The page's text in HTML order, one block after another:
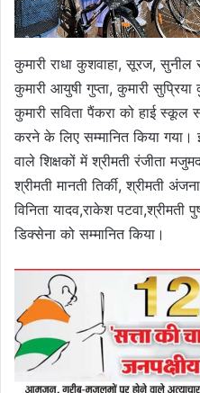
कुमारी राधा कुशवाहा, सूरज,
कुमारी आयुषी गुप्ता, कुमारी सुप्रिया
कुमारी सविता पैंकरा को हाई स्कूल
करने के लिए सम्मानित किया
वाले शिक्षकों में श्रीमती रंजीता
श्रीमती मानती तिर्की, श्रीमती
विनिता यादव,राकेश पटवा,श्रीमती
डिक्सेना को सम्मानित किया।